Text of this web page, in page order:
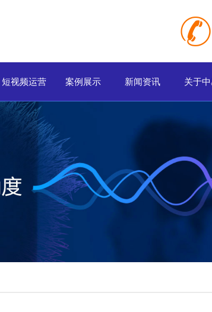
短视频运营 案例展示 新闻资讯 关于